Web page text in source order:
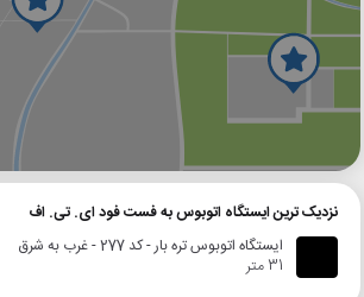
گوگل
نزدیک ترین ایستگاه اتوبوس به فست فود ای. تی. اف
ایستگاه اتوبوس تره بار - کد 277 - غرب به شرق
31 متر